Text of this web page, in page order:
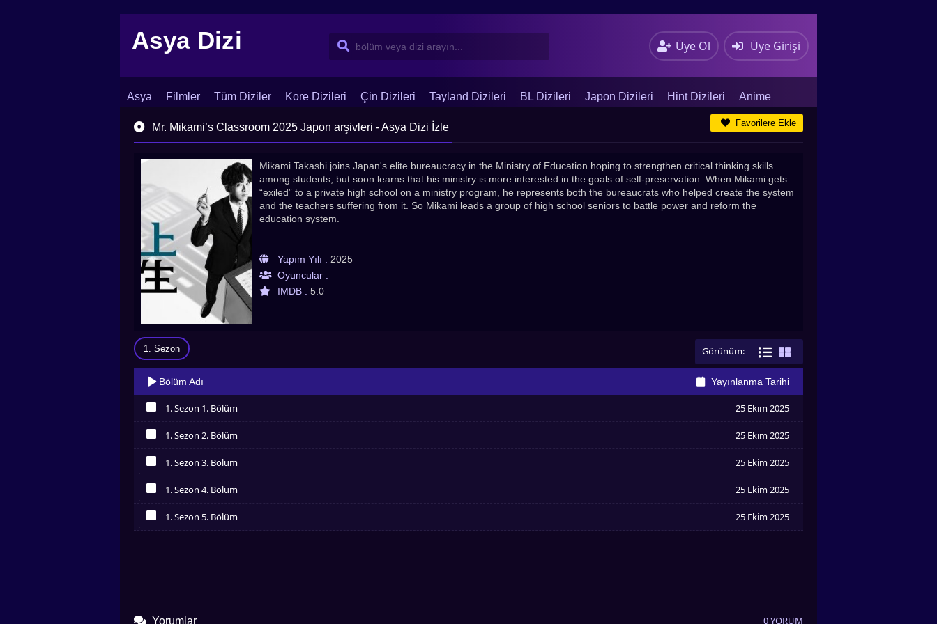
Asya Dizi Üye Ol Üye Girişi
Asya Filmler Tüm Diziler Kore Dizileri Çin Dizileri Tayland Dizileri BL Dizileri Japon Dizileri Hint Dizileri Anime
İletişim Blog Dizi Arşivi
Mr. Mikami’s Classroom 2025 Japon arşivleri - Asya Dizi İzle Favorilere Ekle
Mikami Takashi joins Japan's elite bureaucracy in the Ministry of Education hoping to strengthen critical thinking skills
among students, but soon learns that his ministry is more interested in the goals of self-preservation. When Mikami gets
“exiled” to a private high school on a ministry program, he represents both the bureaucrats who helped create the system
and the teachers suffering from it. So Mikami leads a group of high school seniors to battle power and reform the
education system.
Yapım Yılı : 2025
Oyuncular :
IMDB : 5.0
Görünüm:
1. Sezon
Bölüm Adı Yayınlanma Tarihi
1. Sezon 1. Bölüm 25 Ekim 2025
1. Sezon 2. Bölüm 25 Ekim 2025
1. Sezon 3. Bölüm 25 Ekim 2025
1. Sezon 4. Bölüm 25 Ekim 2025
İzledim
1. Sezon 5. Bölüm 25 Ekim 2025
Yorumlar 0 YORUM